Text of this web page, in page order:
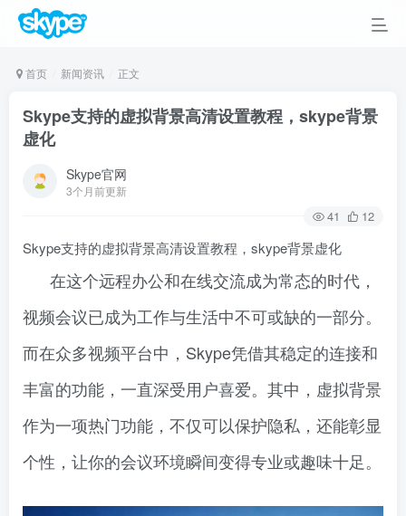
首页 新闻资讯 正文
Skype支持的虚拟背景高清设置教程，skype背景
虚化
Skype官网
3个月前更新
41 12
Skype支持的虚拟背景高清设置教程，skype背景虚化
在这个远程办公和在线交流成为常态的时代，
视频会议已成为工作与生活中不可或缺的一部分。
而在众多视频平台中，Skype凭借其稳定的连接和
丰富的功能，一直深受用户喜爱。其中，虚拟背景
作为一项热门功能，不仅可以保护隐私，还能彰显
个性，让你的会议环境瞬间变得专业或趣味十足。